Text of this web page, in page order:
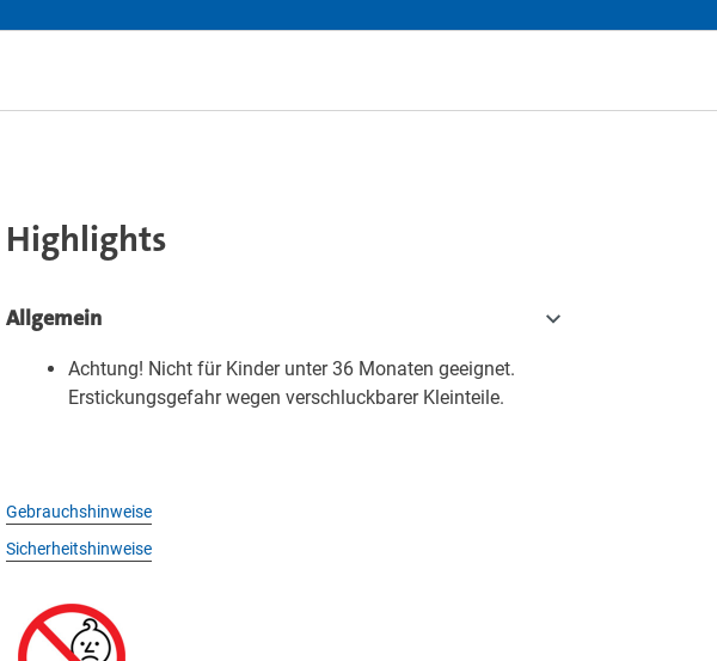
Highlights
Allgemein
Achtung! Nicht für Kinder unter 36 Monaten geeignet.
Erstickungsgefahr wegen verschluckbarer Kleinteile.
Gebrauchshinweise
Sicherheitshinweise